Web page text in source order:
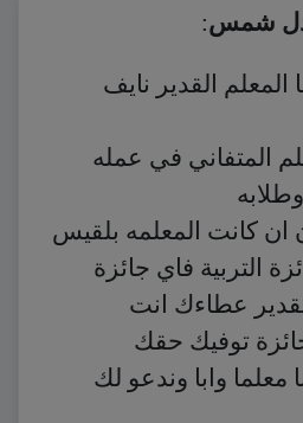
شمس:
المعلم القدير نايف
المتفاني في عمله
ان كانت المعلمه بلقيس
التربية فاي جائزة
عطاءك انت
توفيك حقك
معلما وابا وندعو لك